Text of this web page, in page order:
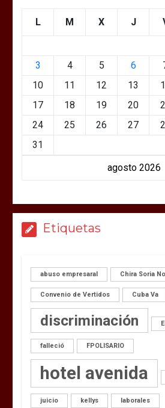
agosto 2026
L M X J
3
4 5 6
10
11 12 13
17
18 19 20
24
25 26 27
31
Etiquetas
abuso empresaral Chira Soria
Convenio de Vertidos Cuba Va
discriminación
falleció FPOLISARIO
hotel avenida
juicio kellys laborales